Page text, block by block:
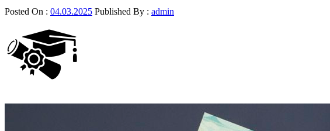
Posted On : 04.03.2025 Published By : admin